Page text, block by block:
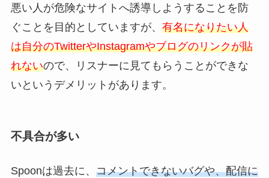
悪い人が危険なサイトへ誘導しようすることを防
ぐことを目的としていますが、 有名になりたい人
は自分のTwitterやInstagramやブログのリンクが貼
れないので、リスナーに見てもらうことができな
いというデメリットがあります。
不具合が多い
Spoonは過去に、 コメントできないバグや、配信に